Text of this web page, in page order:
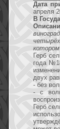
Дата
апреля
В
Герб
года
двух
- без
- с
Герб